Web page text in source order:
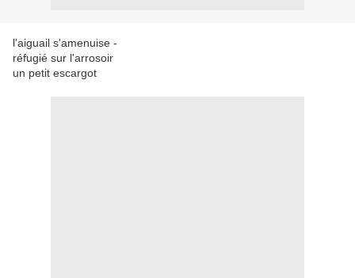
l'aiguail s'amenuise -
réfugié sur l'arrosoir
un petit escargot